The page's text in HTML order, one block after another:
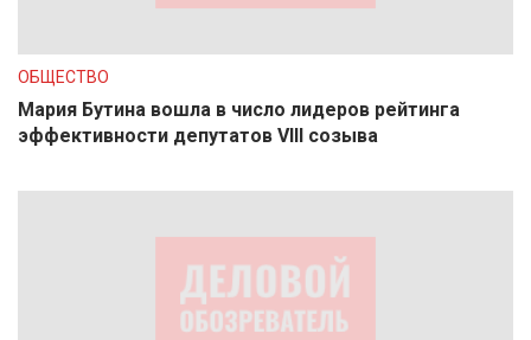
ОБЩЕСТВО
Мария Бутина вошла в число лидеров рейтинга
эффективности депутатов VIII созыва